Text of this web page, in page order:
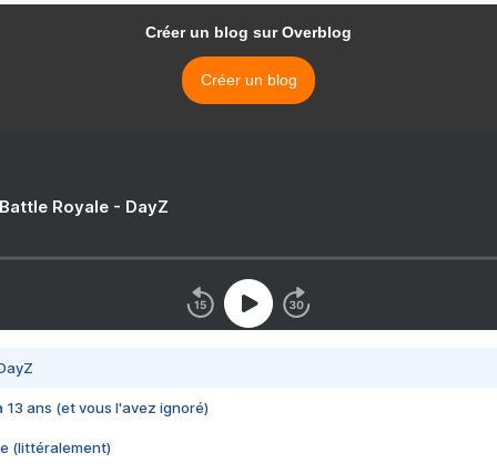
Créer un blog sur Overblog
Créer un blog
Royale - DayZ
13 ans (et vous l'avez ignoré)
(littéralement)